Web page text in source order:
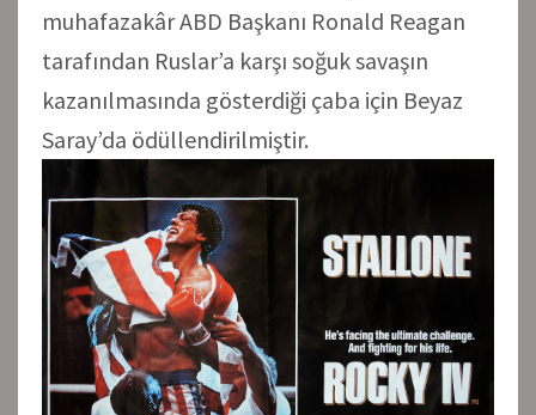
muhafazakâr ABD Başkanı Ronald Reagan
tarafından Ruslar’a karşı soğuk savaşın
kazanılmasında gösterdiği çaba için Beyaz
Saray’da ödüllendirilmiştir.